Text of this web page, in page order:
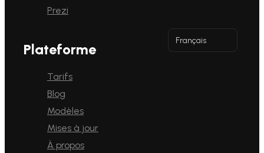
Prezi
Plateforme
Tarifs
Blog
Modèles
Mises à jour
À propos
Français